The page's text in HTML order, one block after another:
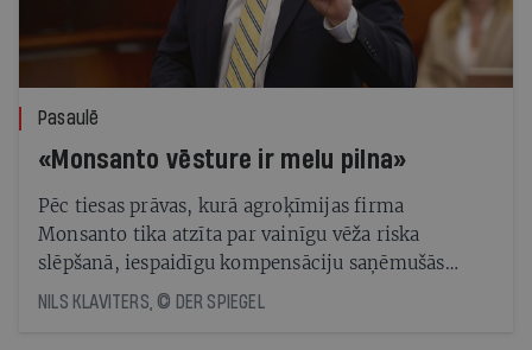
Pasaulē
«Monsanto vēsture ir melu pilna»
Pēc tiesas prāvas, kurā agroķīmijas firma
Monsanto tika atzīta par vainīgu vēža riska
slēpšanā, iespaidīgu kompensāciju saņēmušās
personas advokāts prognozē, ka nākotnē ražotāju
NILS KLAVITERS, © DER SPIEGEL